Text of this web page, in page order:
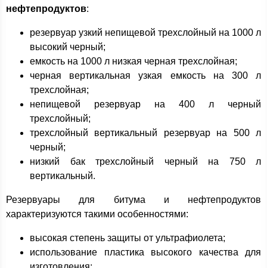
нефтепродуктов:
резервуар узкий непищевой трехслойный на 1000 л
высокий черный;
емкость на 1000 л низкая черная трехслойная;
черная вертикальная узкая емкость на 300 л
трехслойная;
непищевой резервуар на 400 л черный
трехслойный;
трехслойный вертикальный резервуар на 500 л
черный;
низкий бак трехслойный черный на 750 л
вертикальный.
Резервуары для битума и нефтепродуктов
характеризуются такими особенностями:
высокая степень защиты от ультрафиолета;
использование пластика высокого качества для